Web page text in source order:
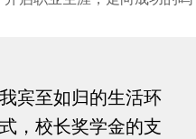
宾至如归的生活环
，校长奖学金的支